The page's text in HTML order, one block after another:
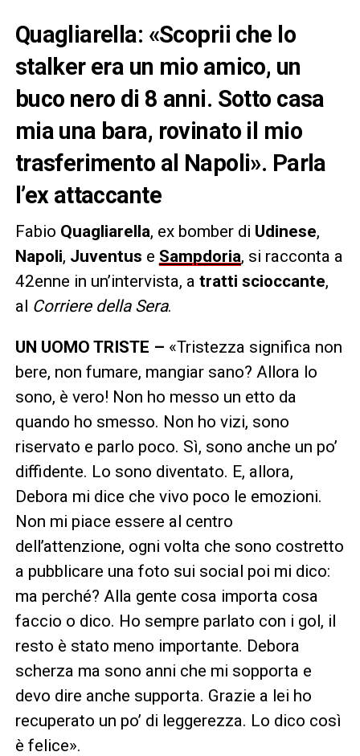
Quagliarella: «Scoprii che lo
stalker era un mio amico, un
buco nero di 8 anni. Sotto casa
mia una bara, rovinato il mio
trasferimento al Napoli». Parla
l’ex attaccante
Fabio Quagliarella, ex bomber di Udinese,
Napoli, Juventus e Sampdoria, si racconta a
42enne in un’intervista, a tratti scioccante,
al Corriere della Sera.
UN UOMO TRISTE – «Tristezza significa non
bere, non fumare, mangiar sano? Allora lo
sono, è vero! Non ho messo un etto da
quando ho smesso. Non ho vizi, sono
riservato e parlo poco. Sì, sono anche un po’
diffidente. Lo sono diventato. E, allora,
Debora mi dice che vivo poco le emozioni.
Non mi piace essere al centro
dell’attenzione, ogni volta che sono costretto
a pubblicare una foto sui social poi mi dico:
ma perché? Alla gente cosa importa cosa
faccio o dico. Ho sempre parlato con i gol, il
resto è stato meno importante. Debora
scherza ma sono anni che mi sopporta e
devo dire anche supporta. Grazie a lei ho
recuperato un po’ di leggerezza. Lo dico così
è felice».